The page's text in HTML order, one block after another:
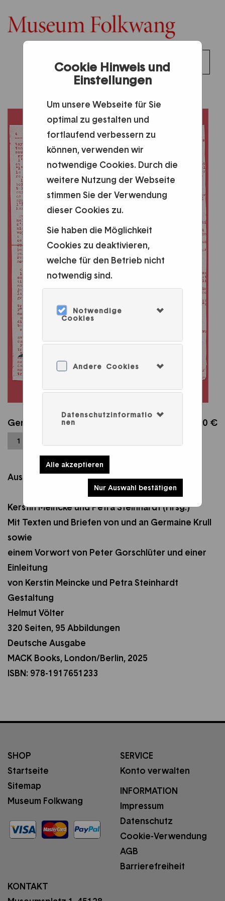
Cookie Hinweis und
Einstellungen
Um unsere Webseite für Sie
optimal zu gestalten und
fortlaufend verbessern zu
können, verwenden wir
notwendige Cookies. Durch die
weitere Nutzung der Webseite
stimmen Sie der Verwendung
dieser Cookies zu.
Sie haben die Möglichkeit
Cookies zu deaktivieren,
welche für den Betrieb nicht
notwendig sind.
Notwendige
Cookies
Andere Cookies
Datenschutzinformatio
nen
Alle akzeptieren
Nur Auswahl bestätigen
DE Anmelden 0,00 €
35,00 €
Germaine Krull CHIEN FOU
Ausgewählte Texte
Kerstin Meincke und Petra Steinhardt (Hrsg.)
Mit Texten und Briefen von und an Germaine Krull
sowie
einem Vorwort von Peter Gorschlüter und einer
Einleitung
von Kerstin Meincke und Petra Steinhardt
Gestaltung
Helmut Völter
320 Seiten, 95 Abbildungen
Deutsche Ausgabe
MACK Books, London/Berlin, 2025
ISBN: 978-1917651233
SHOP
Startseite
Sitemap
Museum Folkwang
SERVICE
Konto verwalten
INFORMATION
Impressum
Datenschutz
Cookie-Verwendung
AGB
Barrierefreiheit
KONTAKT